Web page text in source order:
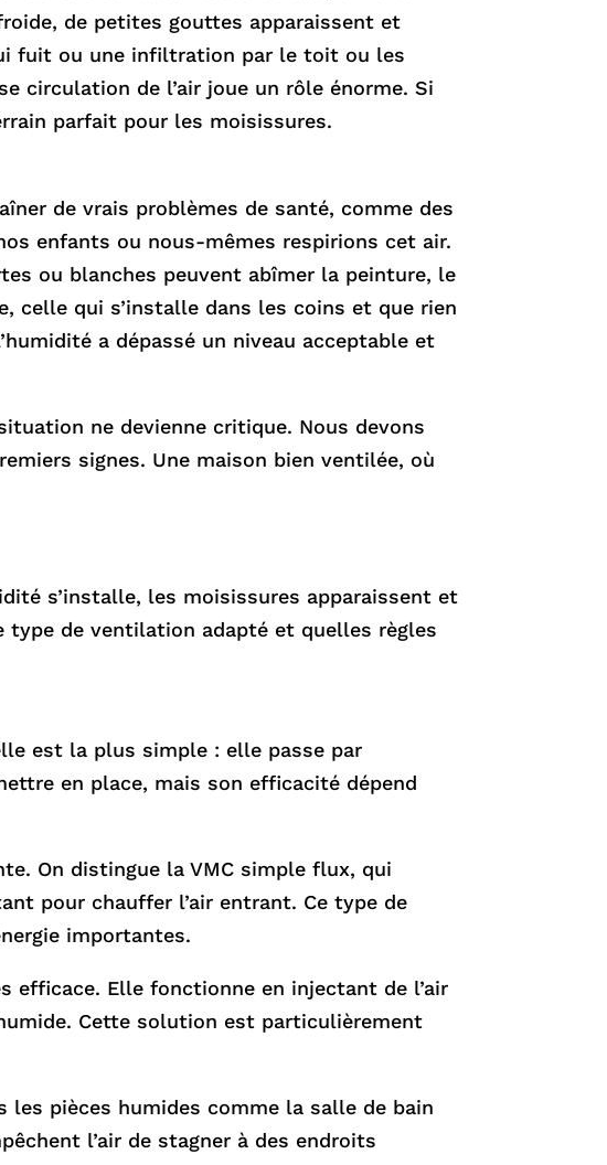
de petites gouttes apparaissent et
fuit ou une infiltration par le toit ou les
circulation de l’air joue un rôle énorme. Si
parfait pour les moisissures.
de vrais problèmes de santé, comme des
enfants ou nous-mêmes respirions cet air.
ou blanches peuvent abîmer la peinture, le
celle qui s’installe dans les coins et que rien
a dépassé un niveau acceptable et
ne devienne critique. Nous devons
signes. Une maison bien ventilée, où
s’installe, les moisissures apparaissent et
de ventilation adapté et quelles règles
est la plus simple : elle passe par
en place, mais son efficacité dépend
On distingue la VMC simple flux, qui
pour chauffer l’air entrant. Ce type de
importantes.
Elle fonctionne en injectant de l’air
Cette solution est particulièrement
pièces humides comme la salle de bain
l’air de stagner à des endroits